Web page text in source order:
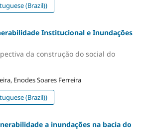
(Brazil))
Institucional e Inundações
da construção do social do
Enodes Soares Ferreira
(Brazil))
a inundações na bacia do